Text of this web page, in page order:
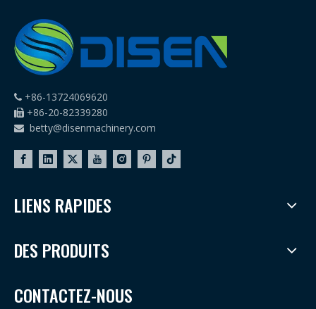
 +86-13724069620
 +86-20-82339280
 betty@disenmachinery.com
LIENS RAPIDES
DES PRODUITS
CONTACTEZ-NOUS